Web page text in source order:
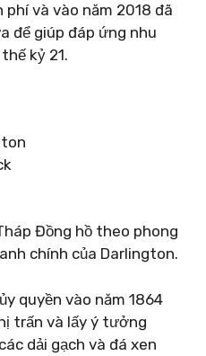
phí và vào năm 2018 đã
để giúp đáp ứng nhu
kỷ 21.
Đồng hồ theo phong
chính của Darlington.
quyền vào năm 1864
trấn và lấy ý tưởng
dải gạch và đá xen